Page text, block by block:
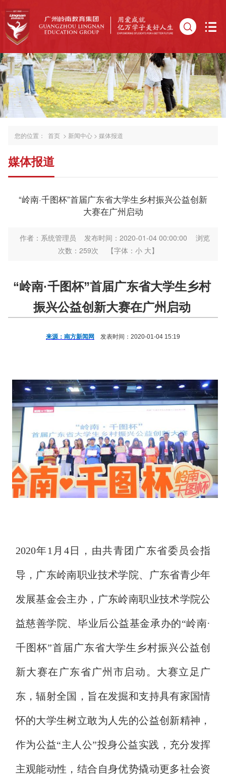
您的位置： 首页 > 新闻中心 > 媒体报道
媒体报道
“岭南·千图杯”首届广东省大学生乡村振兴公益创新
大赛在广州启动
作者：系统管理员 发布时间：2020-01-04 00:00:00
浏览
次数：259次 【字体： 小 大】
“岭南·千图杯”首届广东省大学生乡村
振兴公益创新大赛在广州启动
来源：南方新闻网 发表时间：2020-01-04 15:19
2020年1月4日，由共青团广东省委员会指
导，广东岭南职业技术学院、广东省青少年
发展基金会主办，广东岭南职业技术学院公
益慈善学院、毕业后公益基金承办的“岭南·
千图杯”首届广东省大学生乡村振兴公益创
新大赛在广东省广州市启动。大赛立足广
东，辐射全国，旨在发掘和支持具有家国情
怀的大学生树立敢为人先的公益创新精神，
作为公益“主人公”投身公益实践，充分发挥
主观能动性，结合自身优势撬动更多社会资